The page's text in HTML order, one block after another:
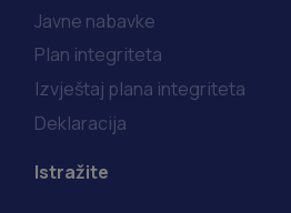
Javne nabavke
Plan integriteta
Izvještaj plana integriteta
Deklaracija
Istražite